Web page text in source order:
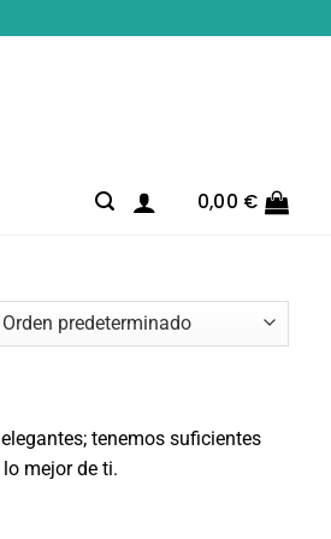
0,00 €
tenemos suficientes
mejor de ti.